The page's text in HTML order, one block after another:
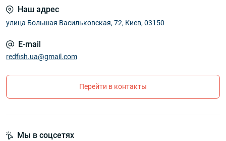
Наш адрес
улица Большая Васильковская, 72, Киев, 03150
E-mail
redfish.ua@gmail.com
Перейти в контакты
Мы в соцсетях